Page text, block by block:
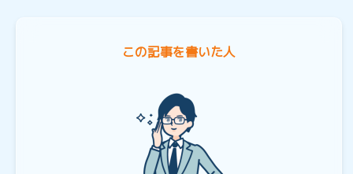
この記事を書いた人